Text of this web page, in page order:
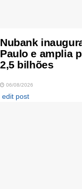
Nubank
Paulo e amplia
2,5 bilhões
06/08/2026
edit post